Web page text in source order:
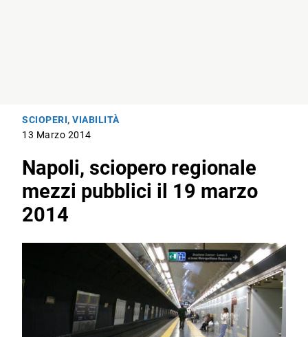
SCIOPERI,VIABILITÀ
13 Marzo 2014
Napoli, sciopero regionale
mezzi pubblici il 19 marzo
2014